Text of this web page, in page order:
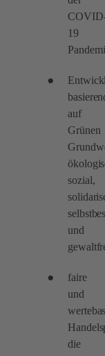
19
auf
Grünen
sozial,
und
faire
und
die